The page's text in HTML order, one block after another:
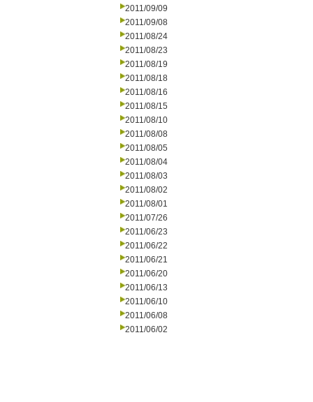
2011/09/09
2011/09/08
2011/08/24
2011/08/23
2011/08/19
2011/08/18
2011/08/16
2011/08/15
2011/08/10
2011/08/08
2011/08/05
2011/08/04
2011/08/03
2011/08/02
2011/08/01
2011/07/26
2011/06/23
2011/06/22
2011/06/21
2011/06/20
2011/06/13
2011/06/10
2011/06/08
2011/06/02